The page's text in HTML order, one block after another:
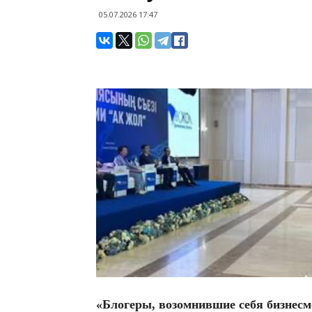
05.07.2026 17:47
«Блогеры, возомнившие себя